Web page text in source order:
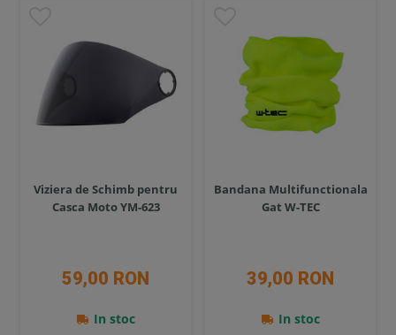
Viziera de Schimb pentru
Casca Moto YM-623
59,00 RON
In stoc
Bandana Multifunctionala
Gat W-TEC
39,00 RON
In stoc